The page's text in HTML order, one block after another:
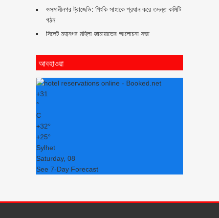
ওসমানীনগর ট্রাজেডি: পিংকি সাহাকে প্রধান করে তদন্ত কমিটি
গঠন
সিলেট মহানগর মহিলা জামায়াতের আলোচনা সভা
আবহাওয়া
+31
°
C
+32°
+25°
Sylhet
Saturday, 08
See 7-Day Forecast